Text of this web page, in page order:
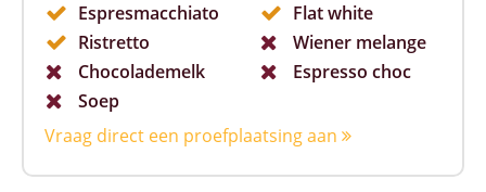
Espresmacchiato
Flat white
Ristretto
Wiener melange
Chocolademelk
Espresso choc
Soep
Vraag direct een proefplaatsing aan